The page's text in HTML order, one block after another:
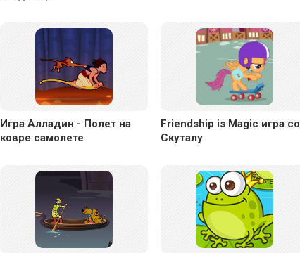
Игра Алладин - Полет на
ковре самолете
Friendship is Magic игра со
Скуталу